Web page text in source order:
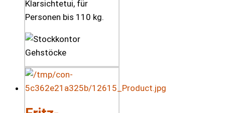
Klarsichtetui, für
Personen bis 110 kg.